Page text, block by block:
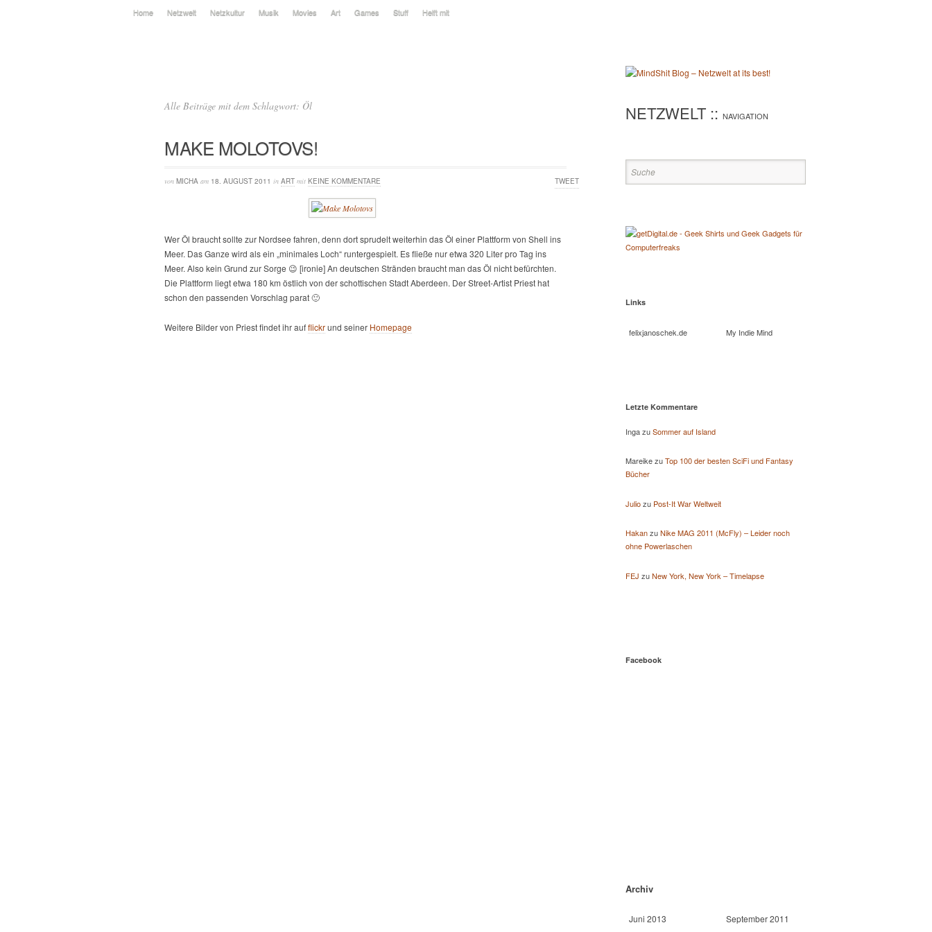
Home Netzwelt Netzkultur Musik Movies Art Games Stuff Helft mit
Alle Beiträge mit dem Schlagwort: Öl
MAKE MOLOTOVS!
von MICHA am 18. AUGUST 2011 in ART mit KEINE KOMMENTARE TWEET
Wer Öl braucht sollte zur Nordsee fahren, denn dort sprudelt weiterhin das Öl einer Plattform von Shell ins
Meer. Das Ganze wird als ein „minimales Loch“ runtergespielt. Es fließe nur etwa 320 Liter pro Tag ins
Meer. Also kein Grund zur Sorge 😉 [ironie] An deutschen Stränden braucht man das Öl nicht befürchten.
Die Plattform liegt etwa 180 km östlich von der schottischen Stadt Aberdeen. Der Street-Artist Priest hat
schon den passenden Vorschlag parat 🙂
Weitere Bilder von Priest findet ihr aufflickrund seiner Homepage
NETZWELT :: NAVIGATION
Links
felixjanoschek.de My Indie Mind
Letzte Kommentare
IngazuSommer auf Island
MareikezuTop 100 der besten SciFi und Fantasy
Bücher
Juliozu Post-It War Weltweit
HakanzuNike MAG 2011 (McFly) – Leider noch
ohne Powerlaschen
FEJ zuNew York, New York – Timelapse
Facebook
Archiv
Juni 2013 September 2011